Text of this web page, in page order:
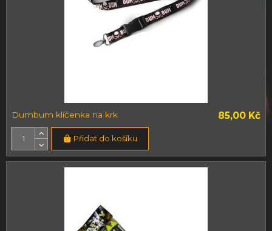
Dumbum klíčenka na krk 85,00 Kč
Přidat do košíku